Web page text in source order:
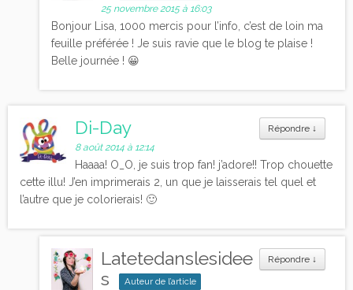
25 novembre 2015 à 16:03
Bonjour Lisa, 1000 mercis pour l’info, c’est de loin ma
feuille préférée ! Je suis ravie que le blog te plaise !
Belle journée ! 😀
Répondre ↓
Di-Day
8 août 2014 à 12:14
Haaaa! O_O, je suis trop fan! j’adore!! Trop chouette
cette illu! J’en imprimerais 2, un que je laisserais tel quel et
l’autre que je colorierais! 🙂
Répondre ↓
Latetedanslesidee
s
Auteur de l’article